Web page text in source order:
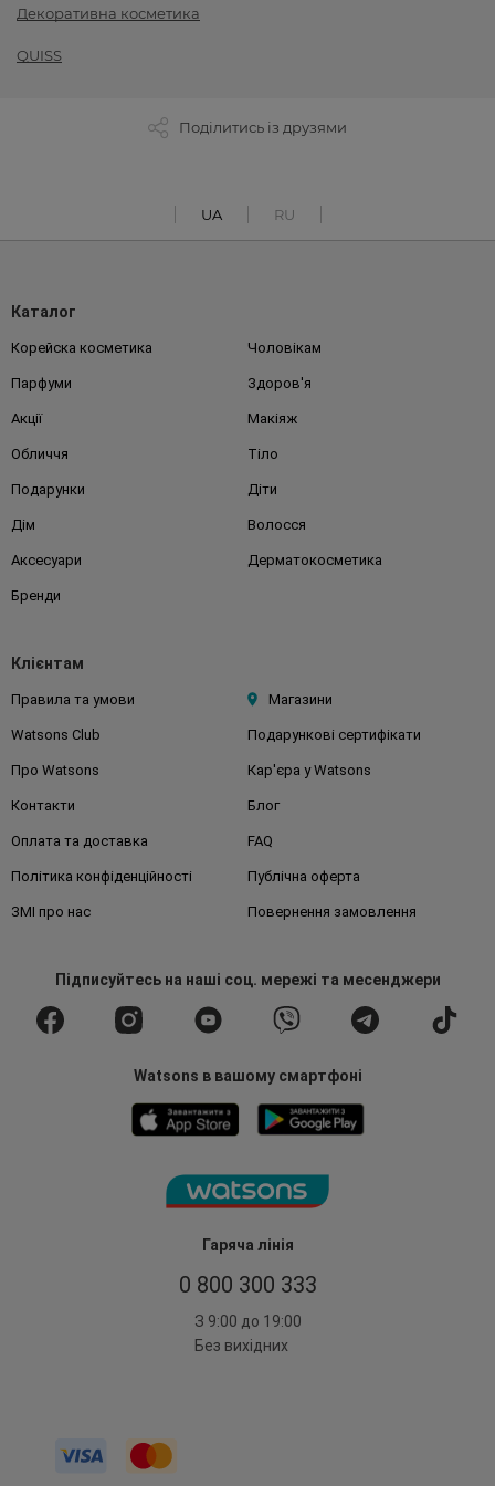
Декоративна косметика
QUISS
Поділитись із друзями
UA RU
Гаряча лінія
0 800 300 333
З 9:00 до 19:00
Без вихідних
Каталог
Корейска косметика Чоловікам
Парфуми Здоров'я
Акції Макіяж
Обличчя Тіло
Подарунки Діти
Дім Волосся
Аксесуари Дерматокосметика
Бренди
Клієнтам
Правила та умови Магазини
Watsons Club Подарункові сертифікати
Про Watsons Кар'єра у Watsons
Контакти Блог
Оплата та доставка FAQ
Політика конфіденційності Публічна оферта
ЗМІ про нас Повернення замовлення
Підписуйтесьна наші соц. мережі та месенджери
Watsons в вашому смартфоні